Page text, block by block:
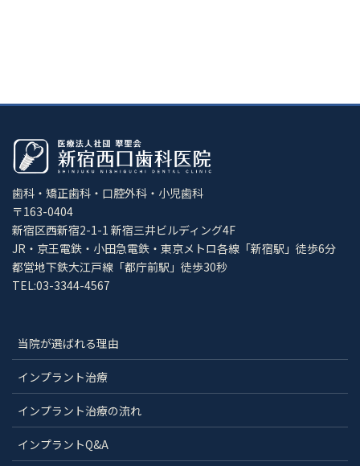
歯科・矯正歯科・口腔外科・小児歯科
〒163-0404
新宿区西新宿2-1-1 新宿三井ビルディング4F
JR・京王電鉄・小田急電鉄・東京メトロ各線「新宿駅」徒歩6分
都営地下鉄大江戸線「都庁前駅」徒歩30秒
TEL:03-3344-4567
当院が選ばれる理由
インプラント治療
インプラント治療の流れ
インプラントQ&A